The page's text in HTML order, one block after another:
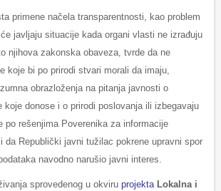
primene načela transparentnosti, kao problem
javljaju situacije kada organi vlasti ne izrađuju
njihova zakonska obaveza, tvrde da ne
koje bi po prirodi stvari morali da imaju,
obrazloženja na pitanja javnosti o
koje donose i o prirodi poslovanja ili izbegavaju
po rešenjima Poverenika za informacije
da Republički javni tužilac pokrene upravni spor
navodno narušio javni interes.
sprovedenog u okviru projekta Lokalna i